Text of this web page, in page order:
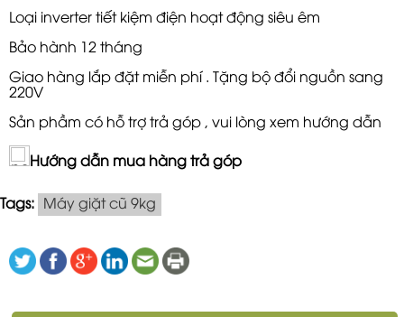
Loại inverter tiết kiệm điện hoạt động siêu êm
Bảo hành 12 tháng
Giao hàng lắp đặt miễn phí . Tặng bộ đổi nguồn sang
220V
Sản phầm có hỗ trợ trả góp , vui lòng xem hướng dẫn
Hướng dẫn mua hàng trả góp
Tags: Máy giặt cũ 9kg